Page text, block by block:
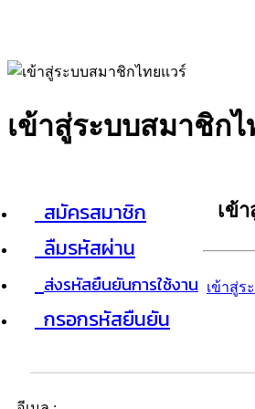
เข้าสู่ระบบสมาชิก
สมัครสมาชิก
ลืมรหัสผ่าน
ส่งรหัสยืนยันการใช้งาน
กรอกรหัสยืนยัน
เข้
เข้าสู่ร